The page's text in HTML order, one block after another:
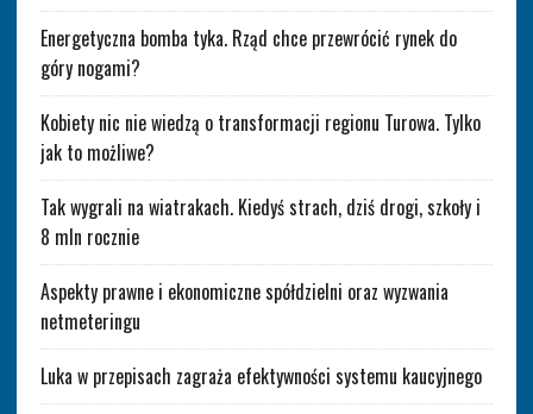
Energetyczna bomba tyka. Rząd chce przewrócić rynek do
góry nogami?
Kobiety nic nie wiedzą o transformacji regionu Turowa. Tylko
jak to możliwe?
Tak wygrali na wiatrakach. Kiedyś strach, dziś drogi, szkoły i
8 mln rocznie
Aspekty prawne i ekonomiczne spółdzielni oraz wyzwania
netmeteringu
Luka w przepisach zagraża efektywności systemu kaucyjnego